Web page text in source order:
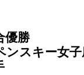
優勝
スキー女子